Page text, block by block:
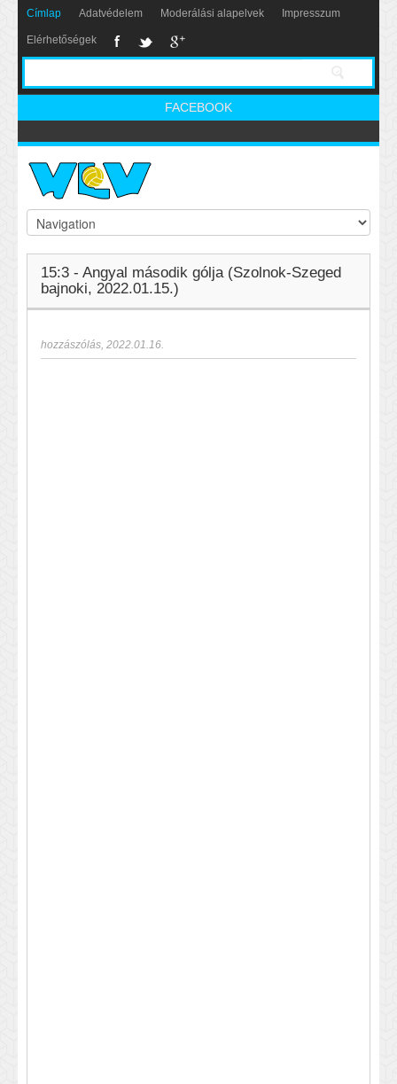
Címlap Adatvédelem Moderálási alapelvek Impresszum
Elérhetőségek
FACEBOOK
15:3 - Angyal második gólja (Szolnok-Szeged
bajnoki, 2022.01.15.)
hozzászólás, 2022.01.16.